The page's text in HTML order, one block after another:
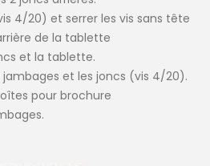
4/20) et serrer les vis sans tête
de la tablette
et la tablette.
jambages et les joncs (vis 4/20).
pour brochure